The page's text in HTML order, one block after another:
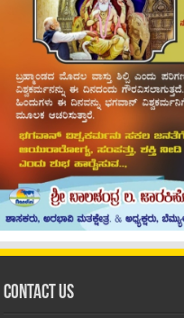
Contact Us